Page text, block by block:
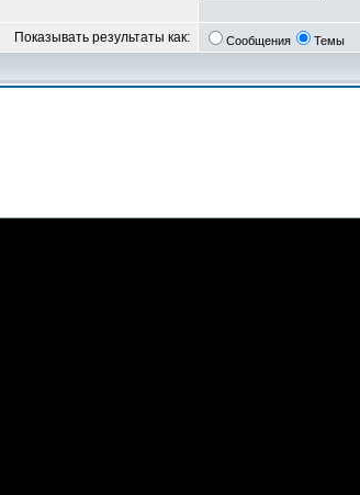
Показывать результаты как: Сообщения Темы